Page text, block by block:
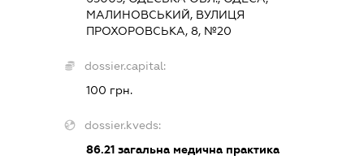
МАЛИНОВСЬКИЙ, ВУЛИЦЯ
ПРОХОРОВСЬКА, 8, №20
dossier.capital:
100 грн.
dossier.kveds:
86.21 загальна медична практика